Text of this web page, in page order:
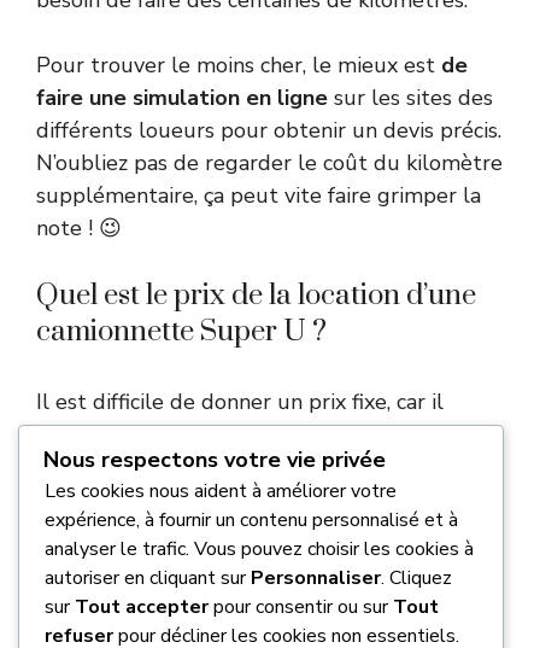
Pour trouver le moins cher, le mieux est de
faire une simulation en ligne sur les sites des
différents loueurs pour obtenir un devis précis.
N’oubliez pas de regarder le coût du kilomètre
supplémentaire, ça peut vite faire grimper la
note ! 😉
Quel est le prix de la location d’une
camionnette Super U ?
Il est difficile de donner un prix fixe, car il
dépend de plusieurs choses: le modèle de la
camionnette, la durée de la location (à la
journée, au week-end…) et le magasin U que
vous choisissez. Les prix ne sont pas les mêmes
partout en France.
Généralement, le tarif inclut un forfait de 100
Nous respectons votre vie privée
Les cookies nous aident à améliorer votre
expérience, à fournir un contenu personnalisé et à
analyser le trafic. Vous pouvez choisir les cookies à
autoriser en cliquant surPersonnaliser. Cliquez
surTout accepterpour consentir ou surTout
refuserpour décliner les cookies non essentiels.